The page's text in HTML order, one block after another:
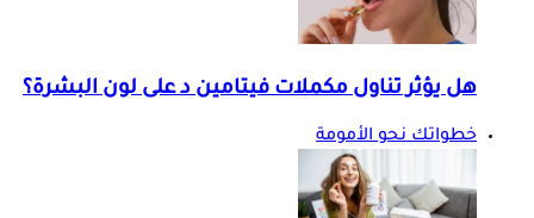
هل يؤثر تناول مكملات فيتامين د على لون البشرة؟
خطواتك نحو الأمومة